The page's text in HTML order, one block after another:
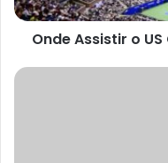
e
OnlineOnde Assistir o
BABYMETAL